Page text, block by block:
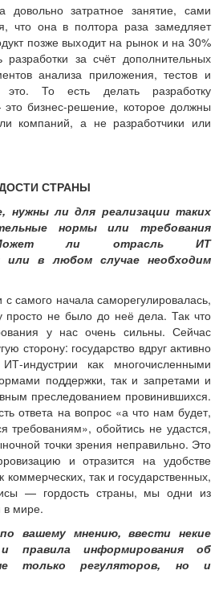
довольно затратное занятие, сами
что она в полтора раза замедляет
позже выходит на рынок и на 30%
разработки за счёт дополнительных
анализа приложения, тестов и
это. То есть делать разработку
бизнес-решение, которое должны
компаний, а не разработчики или
СТРАНЫ
нужны ли для реализации таких
нормы или требования
Может ли отрасль ИТ
или в любом случае необходим
самого начала саморегулировалась,
просто не было до неё дела. Так что
у нас очень сильны. Сейчас
сторону: государство вдруг активно
индустрии как многочисленными
поддержки, так и запретами и
преследованием провинившихся.
ответа на вопрос «а что нам будет,
обойтись не удастся,
точки зрения неправильно. Это
и отразится на удобстве
так и государственных,
— гордость страны, мы одни из
в мире.
вашему мнению, ввести некие
правила информирования об
только регуляторов, но и